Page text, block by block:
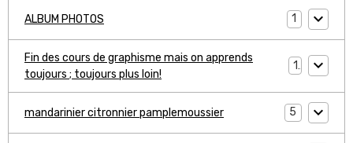
ALBUM PHOTOS 1
Fin des cours de graphisme mais on apprends
toujours ; toujours plus loin!
1
mandarinier citronnier pamplemoussier 5